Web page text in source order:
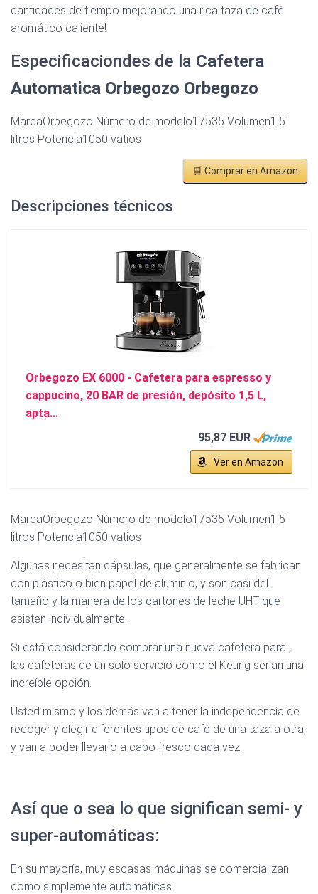
cantidades de tiempo mejorando una rica taza de café
aromático caliente!
Especificaciondes de la Cafetera
Automatica Orbegozo Orbegozo
MarcaOrbegozo Número de modelo17535 Volumen1.5
litros Potencia1050 vatios
🛒 Comprar en Amazon
Descripciones técnicos
Orbegozo EX 6000 - Cafetera para espresso y
cappucino, 20 BAR de presión, depósito 1,5 L,
apta...
95,87 EUR
Ver en Amazon
MarcaOrbegozo Número de modelo17535 Volumen1.5
litros Potencia1050 vatios
Algunas necesitan cápsulas, que generalmente se fabrican
con plástico o bien papel de aluminio, y son casi del
tamaño y la manera de los cartones de leche UHT que
asisten individualmente.
Si está considerando comprar una nueva cafetera para ,
las cafeteras de un solo servicio como el Keurig serían una
increíble opción.
Usted mismo y los demás van a tener la independencia de
recoger y elegir diferentes tipos de café de una taza a otra,
y van a poder llevarlo a cabo fresco cada vez.
Así que o sea lo que significan semi- y
super-automáticas:
En su mayoría, muy escasas máquinas se comercializan
como simplemente automáticas.